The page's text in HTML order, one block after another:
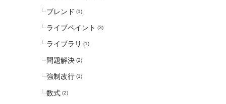
ブレンド (1)
ライブペイント (3)
ライブラリ (1)
問題解決 (2)
強制改行 (1)
数式 (2)